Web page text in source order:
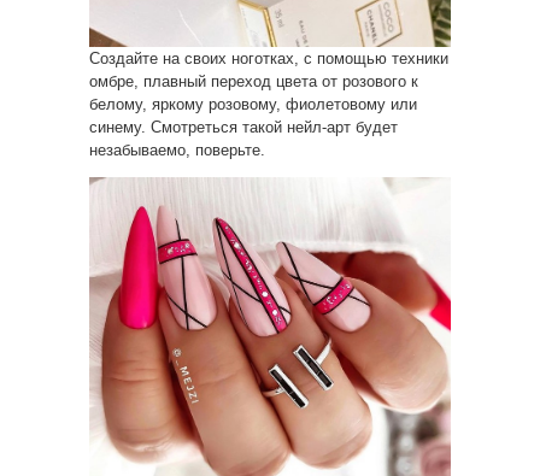
Создайте на своих ноготках, с помощью техники
омбре, плавный переход цвета от розового к
белому, яркому розовому, фиолетовому или
синему. Смотреться такой нейл-арт будет
незабываемо, поверьте.